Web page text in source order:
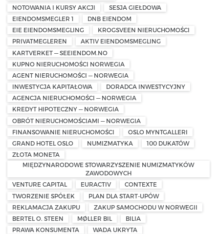
NOTOWANIA I KURSY AKCJI
SESJA GIEŁDOWA
EIENDOMSMEGLER 1
DNB EIENDOM
EIE EIENDOMSMEGLING
KROGSVEEN NIERUCHOMOŚCI
PRIVATMEGLEREN
AKTIV EIENDOMSMEGLING
KARTVERKET — SEEIENDOM.NO
KUPNO NIERUCHOMOŚCI NORWEGIA
AGENT NIERUCHOMOŚCI — NORWEGIA
INWESTYCJA KAPITAŁOWA
DORADCA INWESTYCYJNY
AGENCJA NIERUCHOMOŚCI — NORWEGIA
KREDYT HIPOTECZNY — NORWEGIA
OBRÓT NIERUCHOMOŚCIAMI — NORWEGIA
FINANSOWANIE NIERUCHOMOŚCI
OSLO MYNTGALLERI
GRAND HOTEL OSLO
NUMIZMATYKA
100 DUKATÓW
ZŁOTA MONETA
MIĘDZYNARODOWE STOWARZYSZENIE NUMIZMATYKÓW
ZAWODOWYCH
VENTURE CAPITAL
EURACTIV
CONTEXTE
TWORZENIE SPÓŁEK
PLAN DLA START-UPÓW
REKLAMACJA ZAKUPU
ZAKUP SAMOCHODU W NORWEGII
BERTEL O. STEEN
MØLLER BIL
BILIA
PRAWA KONSUMENTA
WADA UKRYTA